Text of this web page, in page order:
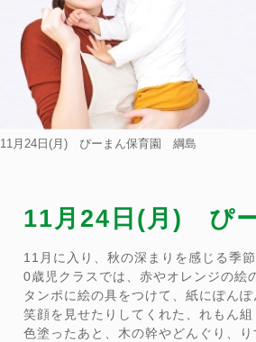
11月24日(月) ぴーまん保育園 綱島
11月24日(月) ぴ
11月に入り、秋の深まりを感じる季
0歳児クラスでは、赤やオレンジの絵
タンポに絵の具をつけて、紙にぽん
笑顔を見せたりしてくれた、れもん
色塗ったあと、木の幹やどんぐり、